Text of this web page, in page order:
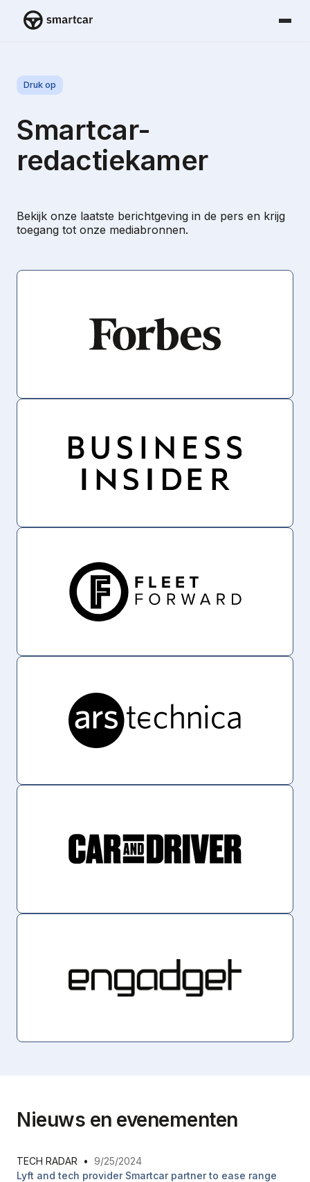
Druk op
Smartcar-
redactiekamer
Bekijk onze laatste berichtgeving in de pers en krijg
toegang tot onze mediabronnen.
Nieuws en evenementen
TECH RADAR • 9/25/2024
Lyft and tech provider Smartcar partner to ease range